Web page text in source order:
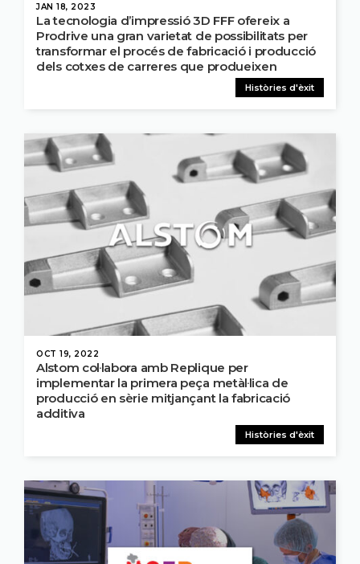
JAN 18, 2023
Històries d'èxit
La tecnologia d’impressió 3D FFF ofereix a
Prodrive una gran varietat de possibilitats per
transformar el procés de fabricació i producció
dels cotxes de carreres que produeixen
OCT 19, 2022
Històries d'èxit
Alstom col·labora amb Replique per
implementar la primera peça metàl·lica de
producció en sèrie mitjançant la fabricació
additiva